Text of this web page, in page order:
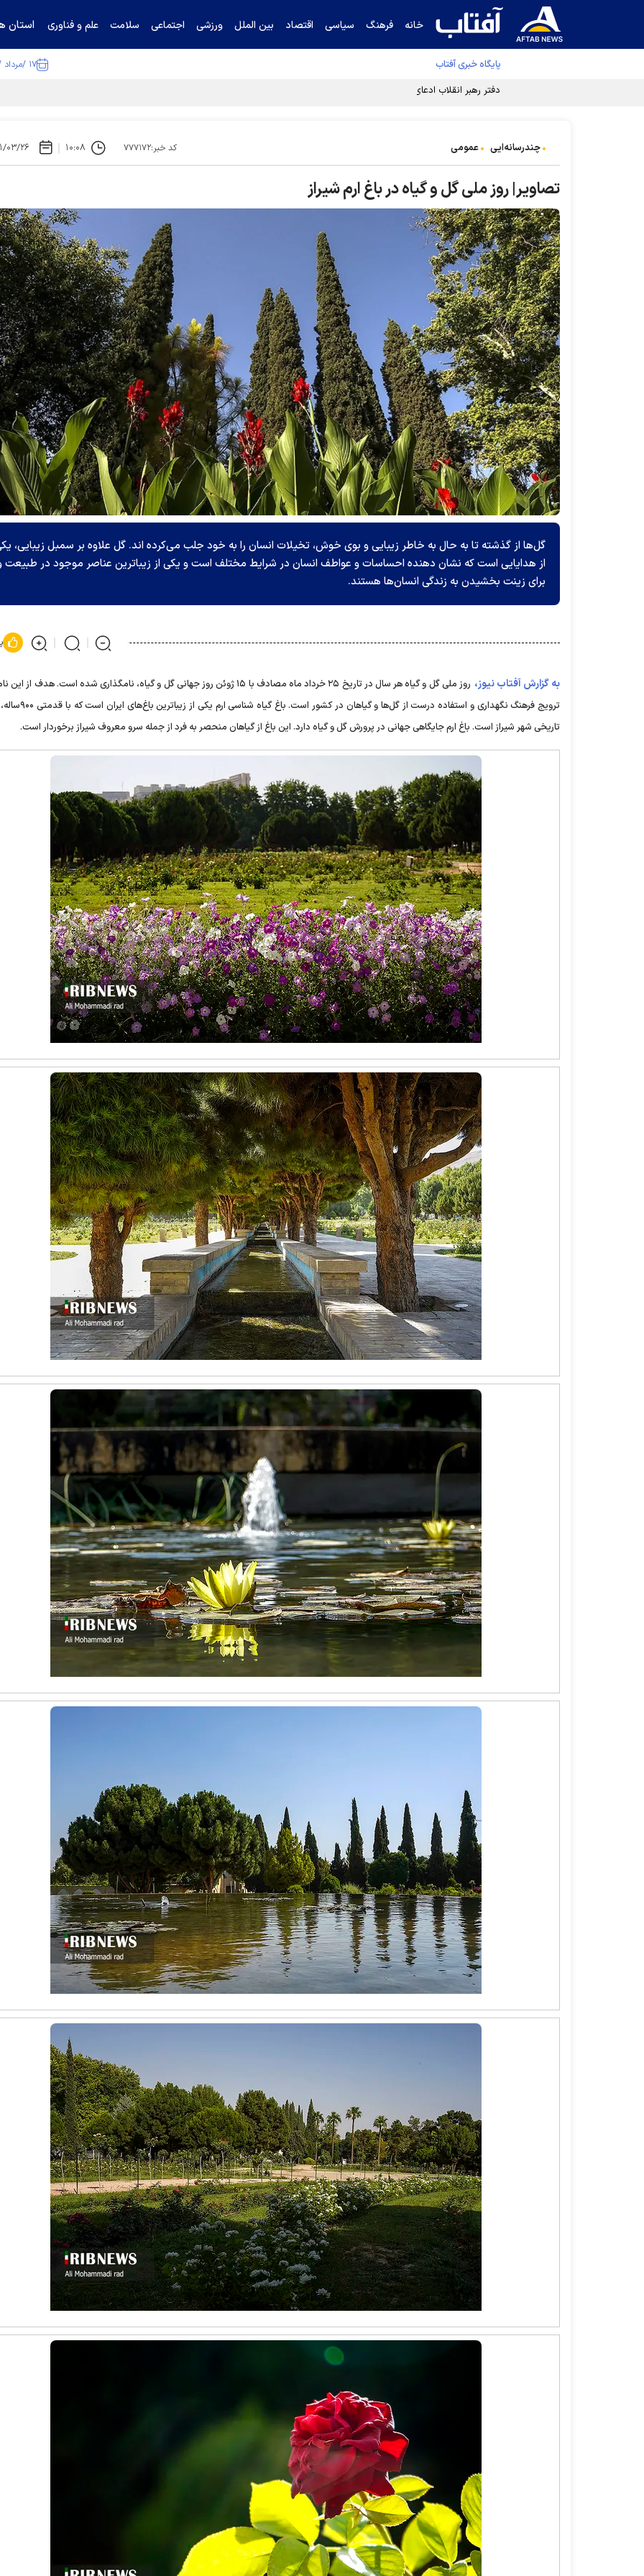
خانه فرهنگ سیاسی اقتصاد بین الملل ورزشی اجتماعی سلامت علم و فناوری استان
پایگاه خبری آفتاب ۱۷ /مرداد /۱۴۰۵
دفتر رهبر انقلاب ادعای خرازی درباره پزشکیان را تکذیب کرد
چندرسانه‌ایی عمومی کد خبر:۷۷۷۱۷۲ ۱۰:۰۸ ۱۴۰۱/
تصاویر| روز ملی گل و گیاه در باغ ارم شیراز
گل‌ها از گذشته تا به حال به خاطر زیبایی و بوی خوش، تخیلات انسان را به خود جلب می‌کرده اند. گل علاوه بر سمبل زیبایی،
از هدایایی است که نشان دهنده احساسات و عواطف انسان در شرایط مختلف است و یکی از زیباترین عناصر موجود در طبیعت
برای زینت بخشیدن به زندگی انسان‌ها هستند.
به گزارش آفتاب نیوز،
روز ملی گل و گیاه هر سال در تاریخ ۲۵ خرداد ماه مصادف با ۱۵ ژوئن روز جهانی گل و گیاه، نامگذاری شده است. هدف از
ترویج فرهنگ نگهداری و استفاده درست از گل‌ها و گیاهان
تاریخی شهر شیراز است. باغ ارم جایگاهی جهانی در پرورش گل و گیاه دارد. این باغ از گیاهان منحصر به فرد از جمله سرو معروف شیراز برخوردار است.